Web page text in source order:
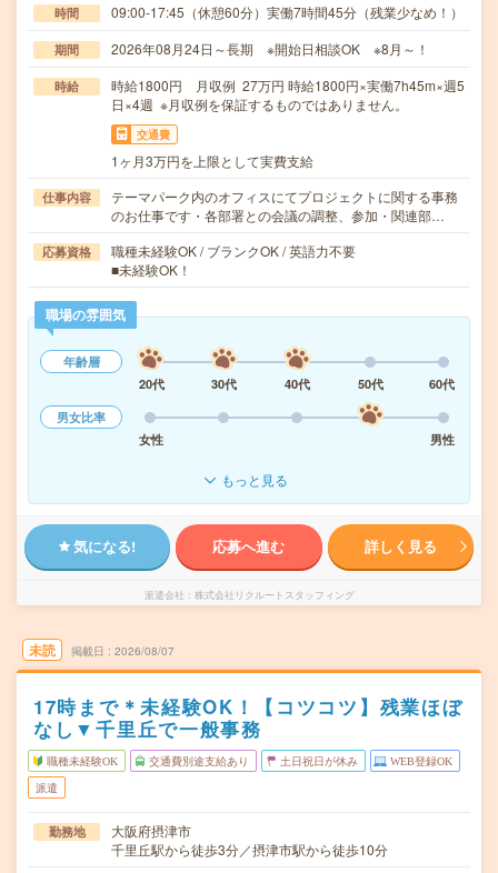
時間 09:00-17:45（休憩60分）実働7時間45分（残業少なめ！）
期間 2026年08月24日～長期 ※開始日相談OK ※8月～！
時給
時給1800円 月収例 27万円 時給1800円×実働7h45m×週5
日×4週 ※月収例を保証するものではありません。
交通費
1ヶ月3万円を上限として実費支給
仕事内容
テーマパーク内のオフィスにてプロジェクトに関する事務
のお仕事です・各部署との会議の調整、参加・関連部…
応募資格
職種未経験OK / ブランクOK / 英語力不要
■未経験OK！
職場の雰囲気
年齢層
20代
30代 40代 50代
60代
男女比率
女性
男性
もっと見る
気になる! 応募へ進む 詳しく見る
派遣会社 株式会社リクルートスタッフィング
未読 掲載日 2026/08/07
17時まで＊未経験OK！【コツコツ】残業ほぼ
なし▼千里丘で一般事務
職種未経験OK 交通費別途支給あり 土日祝日が休み WEB登録OK
派遣
勤務地
大阪府摂津市
千里丘駅から徒歩3分／摂津市駅から徒歩10分